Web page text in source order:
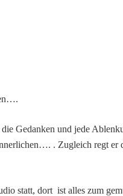
Gedanken und jede
. Zugleich regt
statt, dort ist alles zum